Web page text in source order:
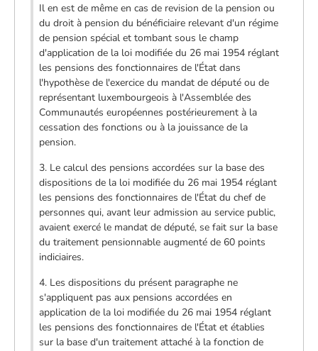
Il en est de même en cas de revision de la pension ou
du droit à pension du bénéficiaire relevant d'un régime
de pension spécial et tombant sous le champ
d'application de la loi modifiée du 26 mai 1954 réglant
les pensions des fonctionnaires de l'État dans
l'hypothèse de l'exercice du mandat de député ou de
représentant luxembourgeois à l'Assemblée des
Communautés européennes postérieurement à la
cessation des fonctions ou à la jouissance de la
pension.
3. Le calcul des pensions accordées sur la base des
dispositions de la loi modifiée du 26 mai 1954 réglant
les pensions des fonctionnaires de l'État du chef de
personnes qui, avant leur admission au service public,
avaient exercé le mandat de député, se fait sur la base
du traitement pensionnable augmenté de 60 points
indiciaires.
4. Les dispositions du présent paragraphe ne
s'appliquent pas aux pensions accordées en
application de la loi modifiée du 26 mai 1954 réglant
les pensions des fonctionnaires de l'État et établies
sur la base d'un traitement attaché à la fonction de